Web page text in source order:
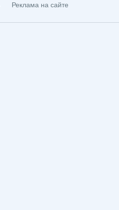
Реклама на сайте